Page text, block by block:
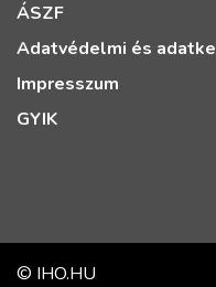
ÁSZF
Adatvédelmi és
Impresszum
GYIK
© IHO.HU